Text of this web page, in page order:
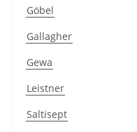
Göbel
Gallagher
Gewa
Leistner
Saltisept